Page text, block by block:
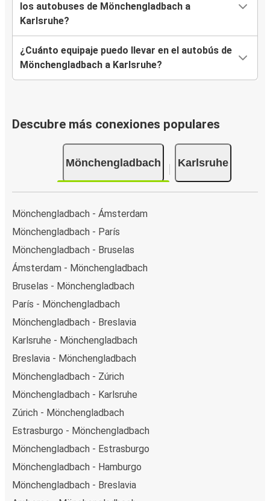
los autobuses de Mönchengladbach a
Karlsruhe?
¿Cuánto equipaje puedo llevar en el autobús de
Mönchengladbach a Karlsruhe?
Descubre más conexiones populares
Mönchengladbach Karlsruhe
Mönchengladbach - Ámsterdam
Mönchengladbach - París
Mönchengladbach - Bruselas
Ámsterdam - Mönchengladbach
Bruselas - Mönchengladbach
París - Mönchengladbach
Mönchengladbach - Breslavia
Karlsruhe - Mönchengladbach
Breslavia - Mönchengladbach
Mönchengladbach - Zúrich
Mönchengladbach - Karlsruhe
Zúrich - Mönchengladbach
Estrasburgo - Mönchengladbach
Mönchengladbach - Estrasburgo
Mönchengladbach - Hamburgo
Mönchengladbach - Breslavia